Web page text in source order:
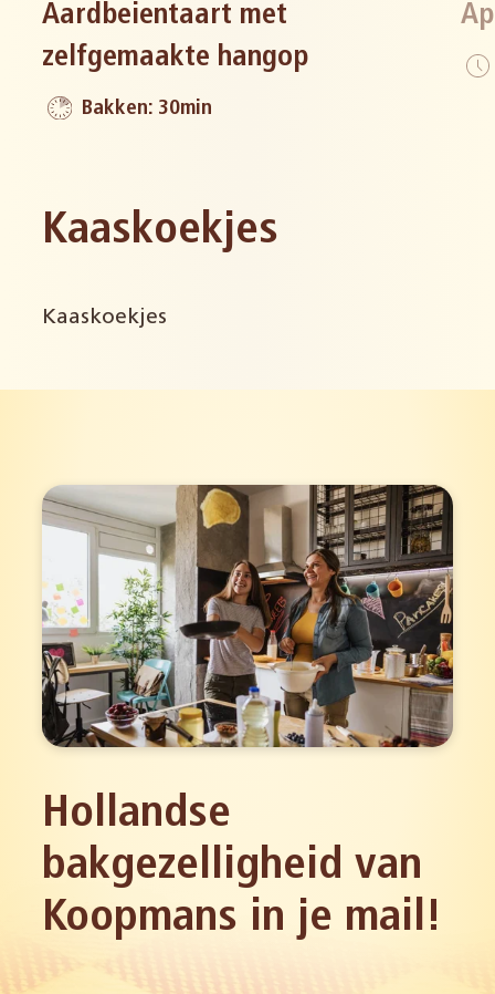
Aardbeientaart met
zelfgemaakte hangop
Bakken: 30min
Kaaskoekjes
Kaaskoekjes
Hollandse
bakgezelligheid van
Koopmans in je mail!